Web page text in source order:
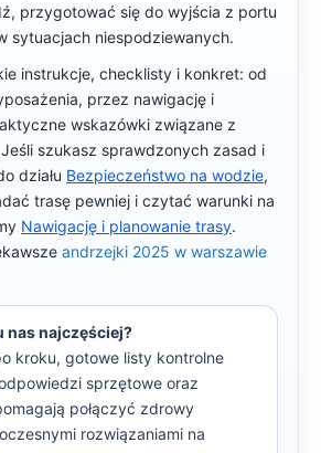
przygotować się do wyjścia z portu
sytuacjach niespodziewanych.
instrukcje, checklisty i konkret: od
przez nawigację i
wskazówki związane z
szukasz sprawdzonych zasad i
działu Bezpieczeństwo na wodzie,
trasę pewniej i czytać warunki na
Nawigację i planowanie trasy.
andrzejki 2025 w warszawie
nas najczęściej?
kroku, gotowe listy kontrolne
sprzętowe oraz
połączyć zdrowy
rozwiązaniami na